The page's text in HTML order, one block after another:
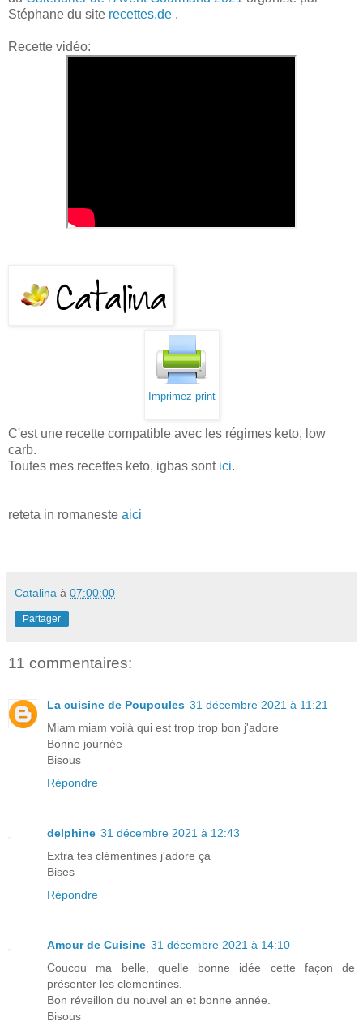
Stéphane du site recettes.de .
Recette vidéo:
Imprimez print
C'est une recette compatible avec les régimes keto, low
carb.
Toutes mes recettes keto, igbas sont ici.
reteta in romaneste aici
Catalina à 07:00:00
Partager
11 commentaires:
La cuisine de Poupoules 31 décembre 2021 à 11:21
Miam miam voilà qui est trop trop bon j'adore
Bonne journée
Bisous
Répondre
delphine 31 décembre 2021 à 12:43
Extra tes clémentines j'adore ça
Bises
Répondre
Amour de Cuisine 31 décembre 2021 à 14:10
Coucou ma belle, quelle bonne idée cette façon de
présenter les clementines.
Bon réveillon du nouvel an et bonne année.
Bisous